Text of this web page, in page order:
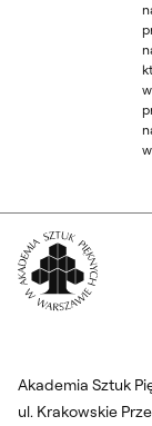
Akademia Sztuk
ul. Krakowskie